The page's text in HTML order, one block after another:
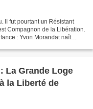
Il fut pourtant un Résistant
Compagnon de la Libération.
: Yvon Morandat naît
La Grande Loge
la Liberté de